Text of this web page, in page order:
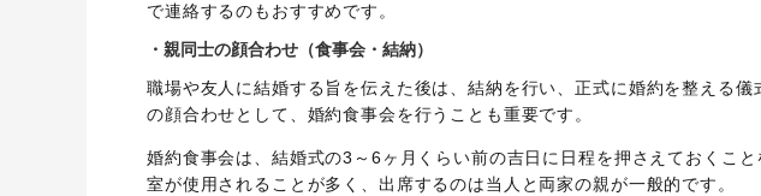
で連絡するのもおすすめです。
・親同士の顔合わせ（食事会・結納）
職場や友人に結婚する旨を伝えた後は、結納を行い、正式に婚約を整える
の顔合わせとして、婚約食事会を行うことも重要です。
婚約食事会は、結婚式の3～6ヶ月くらい前の吉日に日程を押さえておくこ
室が使用されることが多く、出席するのは当人と両家の親が一般的です。